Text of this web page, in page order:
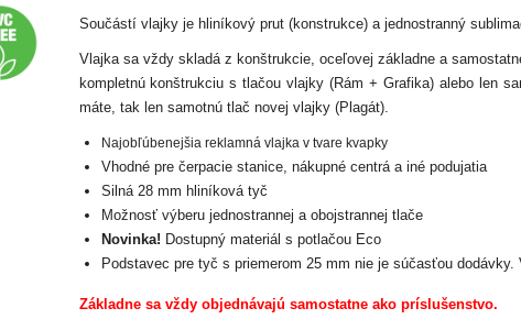
Součástí vlajky je hliníkový prut (konstrukce) a jednostranný
Vlajka sa vždy skladá z konštrukcie, oceľovej základne a
kompletnú konštrukciu s tlačou vlajky (Rám + Grafika) alebo len
máte, tak len samotnú tlač novej vlajky (Plagát).
Najobľúbenejšia reklamná vlajka v tvare kvapky
Vhodné pre čerpacie stanice, nákupné centrá a iné podujatia
Silná 28 mm hliníková tyč
Možnosť výberu jednostrannej a obojstrannej tlače
Novinka! Dostupný materiál s potlačou Eco
Podstavec pre tyč s priemerom 25 mm nie je súčasťou
Základne sa vždy objednávajú samostatne ako príslušenstvo.